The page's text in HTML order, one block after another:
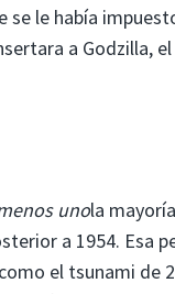
le había
a Godzilla,
unola
a 1954. Esa
el tsunami de